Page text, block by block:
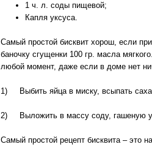
1 ч. л. соды пищевой;
Капля уксуса.
Самый простой бисквит хорош, если
баночку сгущенки 100 гр. масла
любой момент, даже если в доме нет
1) Выбить яйца в миску, всыпать
2) Выложить в массу соду, гашеную
Самый простой рецепт бисквита – это